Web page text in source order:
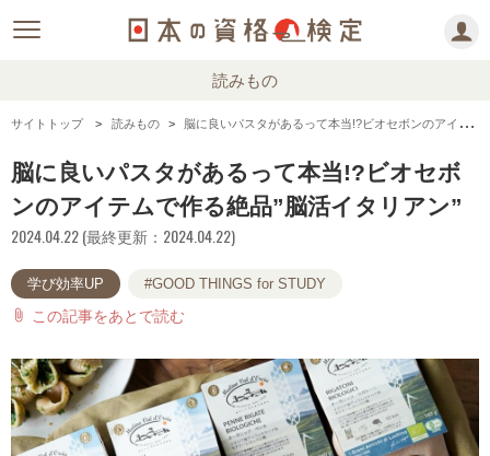
読みもの
サイトトップ 読みもの 脳に良いパスタがあるって本当!?ビオセボンのアイテムで作る絶品”脳活イタリアン”
脳に良いパスタがあるって本当!?ビオセボ
ンのアイテムで作る絶品”脳活イタリアン”
2024.04.22 (最終更新：2024.04.22)
学び効率UP #GOOD THINGS for STUDY
attach_file この記事をあとで読む